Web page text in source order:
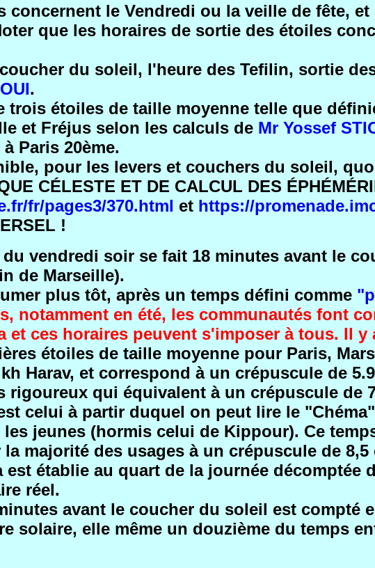
concernent le Vendredi ou la veille de fête,
que les horaires de sortie des étoiles
du soleil, l'heure des Tefilin, sortie
.
étoiles de taille moyenne telle que
et Fréjus selon les calculs de Mr Yossef
Paris 20ème.
pour les levers et couchers du soleil,
CÉLESTE ET DE CALCUL DES
fr/pages3/370.html et https://
!
vendredi soir se fait 18 minutes avant le
de Marseille).
plus tôt, après un temps défini comme
notamment en été, les communautés font
et ces horaires peuvent s'imposer à tous. Il
étoiles de taille moyenne pour Paris,
Harav, et correspond à un crépuscule de
rigoureux qui équivalent à un crépuscule de
celui à partir duquel on peut lire le
jeunes (hormis celui de Kippour). Ce
majorité des usages à un crépuscule de 8,5
est établie au quart de la journée décomptée
réel.
avant le coucher du soleil est compté
solaire, elle même un douzième du temps